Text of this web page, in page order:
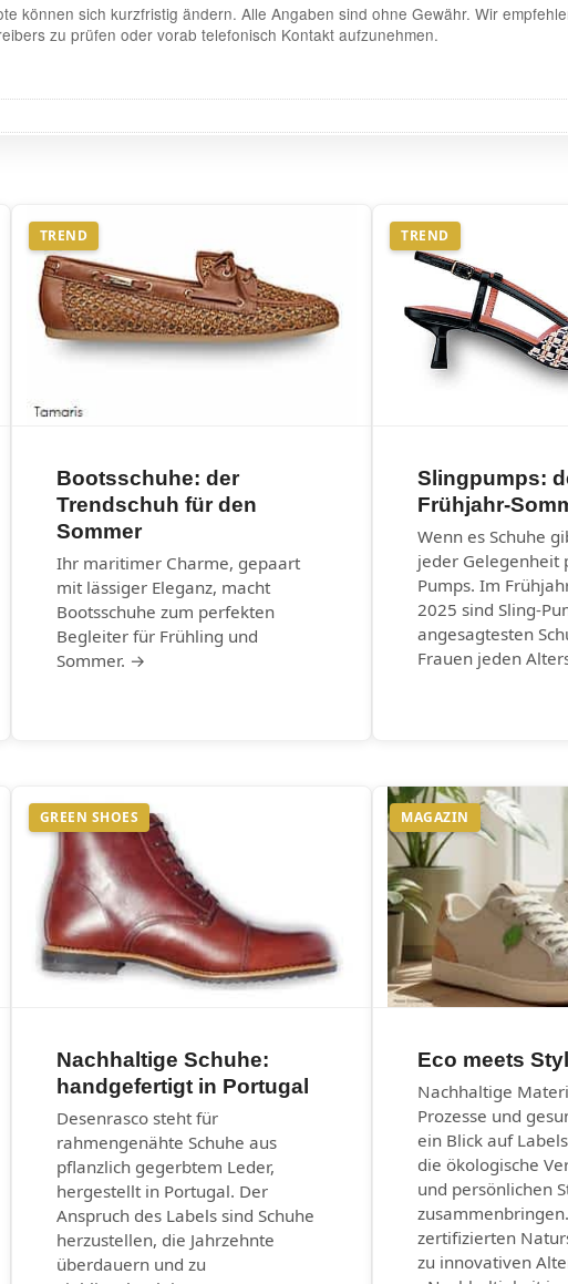
können sich kurzfristig ändern. Alle Angaben sind ohne Gewähr. Wir
zu prüfen oder vorab telefonisch Kontakt aufzunehmen.
TREND
Bootsschuhe: der
Trendschuh für den
Sommer
Ihr maritimer Charme, gepaart
mit lässiger Eleganz, macht
Bootsschuhe zum perfekten
Begleiter für Frühling und
Sommer. →
TREND
Slingpumps:
Frühjahr-
Wenn es Schuhe
jeder Gelegenheit
Pumps. Im
2025 sind Sling-
angesagtesten
Frauen jeden
GREEN SHOES
Nachhaltige Schuhe:
handgefertigt in Portugal
Desenrasco steht für
rahmengenähte Schuhe aus
pflanzlich gegerbtem Leder,
hergestellt in Portugal. Der
Anspruch des Labels sind Schuhe
herzustellen, die Jahrzehnte
überdauern und zu
MAGAZIN
Eco meets
Nachhaltige
Prozesse und
ein Blick auf
die ökologische
und persönlichen
zertifizierten
zu innovativen